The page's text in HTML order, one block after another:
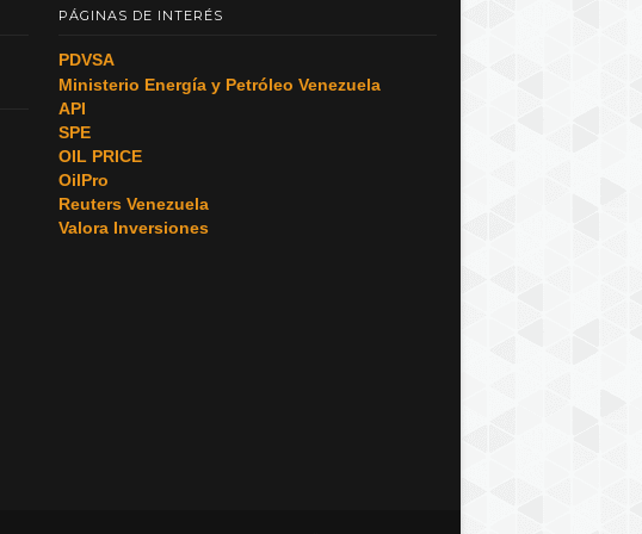
PÁGINAS DE INTERÉS
PDVSA
Ministerio Energía y Petróleo Venezuela
API
SPE
OIL PRICE
OilPro
Reuters Venezuela
Valora Inversiones